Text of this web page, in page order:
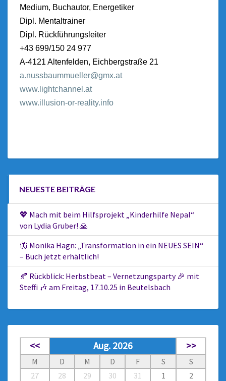
Medium, Buchautor, Energetiker
Dipl. Mentaltrainer
Dipl. Rückführungsleiter
+43 699/150 24 977
A-4121 Altenfelden, Eichbergstraße 21
a.nussbaummueller@gmx.at
www.lightchannel.at
www.illusion-or-reality.info
NEUESTE BEITRÄGE
💖 Mach mit beim Hilfsprojekt „Kinderhilfe Nepal“
von Lydia Gruber! 🙏
🦋 Monika Hagn: „Transformation in ein NEUES SEIN“
– Buch jetzt erhältlich!
🍂 Rückblick: Herbstbeat – Vernetzungsparty 🎉 mit
Steffi 🎶 am Freitag, 17.10.25 in Beutelsbach
<< Aug. 2026 >>
M D M D F S
S
27
28 29 30 31 1
2